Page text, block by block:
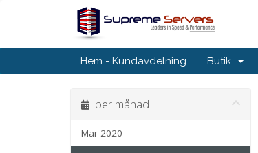
Hem - Kundavdelning Butik
per månad
Mar 2020